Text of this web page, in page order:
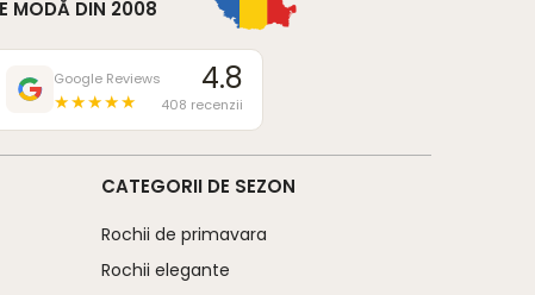
MODĂ DIN 2008
Google Reviews
★★★★★
4.8
408 recenzii
CATEGORII DE SEZON
Rochii de primavara
Rochii elegante